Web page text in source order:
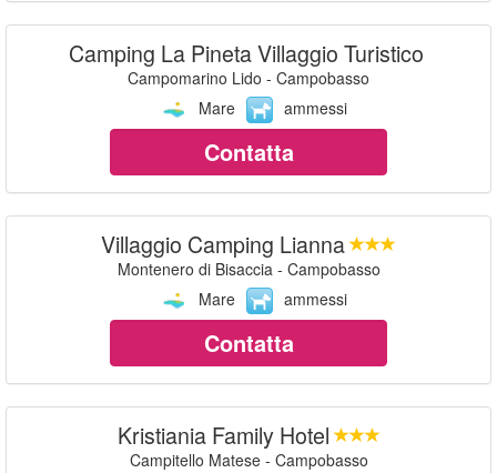
Camping La Pineta Villaggio Turistico
Campomarino Lido - Campobasso
Mare
ammessi
Contatta
Villaggio Camping Lianna
Montenero di Bisaccia - Campobasso
Mare
ammessi
Contatta
Kristiania Family Hotel
Campitello Matese - Campobasso